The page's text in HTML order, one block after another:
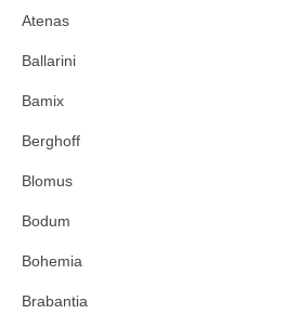
Atenas
Ballarini
Bamix
Berghoff
Blomus
Bodum
Bohemia
Brabantia